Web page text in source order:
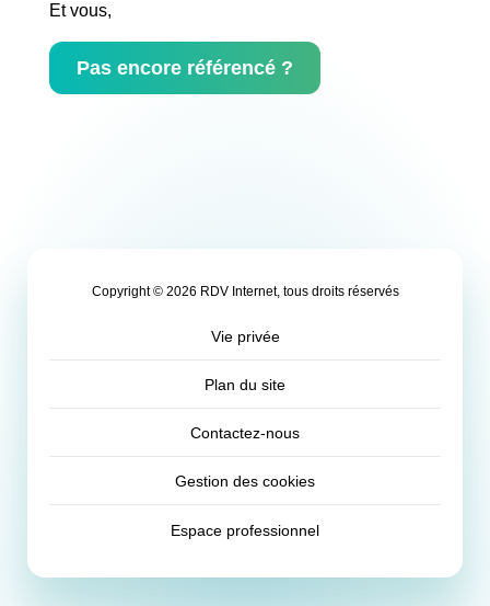
Et vous,
Pas encore référencé ?
Copyright © 2026 RDV Internet, tous droits réservés
Vie privée
Plan du site
Contactez-nous
Gestion des cookies
Espace professionnel